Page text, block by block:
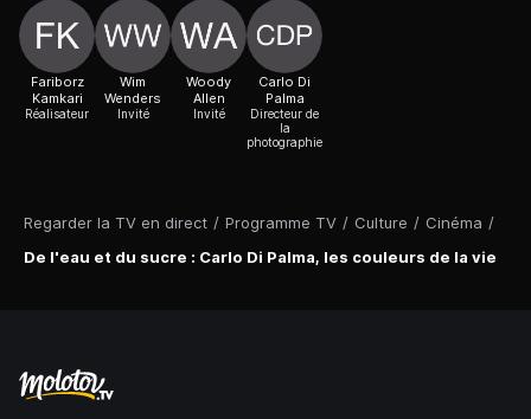
Regarder la TV en direct / Programme TV / Culture / Cinéma /
De l'eau et du sucre : Carlo Di Palma, les couleurs de la vie
Fariborz
Kamkari
Réalisateur
Wim
Wenders
Invité
Woody
Allen
Invité
Carlo Di
Palma
Directeur de
la
photographie